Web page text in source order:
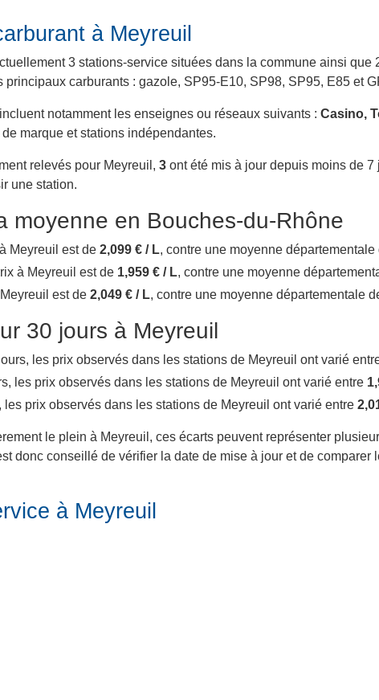
à Meyreuil
3 stations-service situées dans la commune ainsi
carburants : gazole, SP95-E10, SP98, SP95, E85 et
notamment les enseignes ou réseaux suivants : Casino,
marque et stations indépendantes.
relevés pour Meyreuil, 3 ont été mis à jour depuis moins de
une station.
moyenne en Bouches-du-Rhône
Meyreuil est de 2,099 € / L, contre une moyenne départementale
à Meyreuil est de 1,959 € / L, contre une moyenne
est de 2,049 € / L, contre une moyenne départementale
30 jours à Meyreuil
les prix observés dans les stations de Meyreuil ont varié
les prix observés dans les stations de Meyreuil ont varié entre
les prix observés dans les stations de Meyreuil ont varié entre
le plein à Meyreuil, ces écarts peuvent représenter
donc conseillé de vérifier la date de mise à jour et de comparer
à Meyreuil